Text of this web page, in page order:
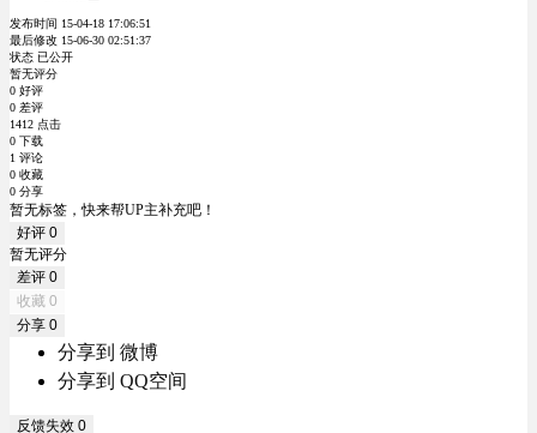
发布时间 15-04-18 17:06:51
最后修改 15-06-30 02:51:37
状态 已公开
暂无评分
0 好评
0 差评
1412 点击
0 下载
1 评论
0 收藏
0 分享
暂无标签，快来帮UP主补充吧！
好评 0
暂无评分
差评 0
收藏 0
分享 0
分享到 微博
分享到 QQ空间
反馈失效 0